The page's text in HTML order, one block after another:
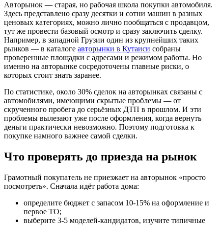
Авторынок — старая, но рабочая школа покупки автомобиля.
Здесь представлено сразу десятки и сотни машин в разных
ценовых категориях, можно лично пообщаться с продавцом,
тут же провести базовый осмотр и сразу заключить сделку.
Например, в западной Грузии один из крупнейших таких
рынков — в каталоге авторынки в Кутаиси собраны
проверенные площадки с адресами и режимом работы. Но
именно на авторынке сосредоточены главные риски, о
которых стоит знать заранее.
По статистике, около 30% сделок на авторынках связаны с
автомобилями, имеющими скрытые проблемы — от
скрученного пробега до серьёзных ДТП в прошлом. И эти
проблемы вылезают уже после оформления, когда вернуть
деньги практически невозможно. Поэтому подготовка к
покупке намного важнее самой сделки.
Что проверять до приезда на рынок
Грамотный покупатель не приезжает на авторынок «просто
посмотреть». Сначала идёт работа дома:
определите бюджет с запасом 10-15% на оформление и
первое ТО;
выберите 3-5 моделей-кандидатов, изучите типичные